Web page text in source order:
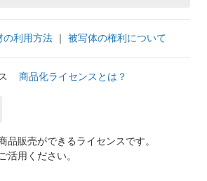
の利用方法 ｜ 被写体の権利について
商品化ライセンスとは？
品販売ができるライセンスです。
活用ください。